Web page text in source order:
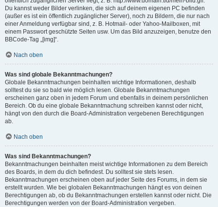
Du kannst weder Bilder verlinken, die sich auf deinem eigenen PC befinden
(außer es ist ein öffentlich zugänglicher Server), noch zu Bildern, die nur nach
einer Anmeldung verfügbar sind, z. B. Hotmail- oder Yahoo-Mailboxen, mit
einem Passwort geschützte Seiten usw. Um das Bild anzuzeigen, benutze den
BBCode-Tag „[img]“.
Nach oben
Was sind globale Bekanntmachungen?
Globale Bekanntmachungen beinhalten wichtige Informationen, deshalb
solltest du sie so bald wie möglich lesen. Globale Bekanntmachungen
erscheinen ganz oben in jedem Forum und ebenfalls in deinem persönlichen
Bereich. Ob du eine globale Bekanntmachung schreiben kannst oder nicht,
hängt von den durch die Board-Administration vergebenen Berechtigungen
ab.
Nach oben
Was sind Bekanntmachungen?
Bekanntmachungen beinhalten meist wichtige Informationen zu dem Bereich
des Boards, in dem du dich befindest. Du solltest sie stets lesen.
Bekanntmachungen erscheinen oben auf jeder Seite des Forums, in dem sie
erstellt wurden. Wie bei globalen Bekanntmachungen hängt es von deinen
Berechtigungen ab, ob du Bekanntmachungen erstellen kannst oder nicht. Die
Berechtigungen werden von der Board-Administration vergeben.